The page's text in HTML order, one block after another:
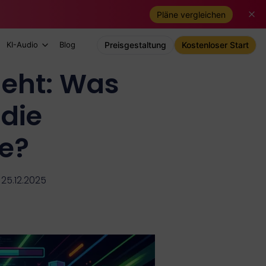
Pläne vergleichen
KI-Audio Blog Preisgestaltung Kostenloser Start
Was